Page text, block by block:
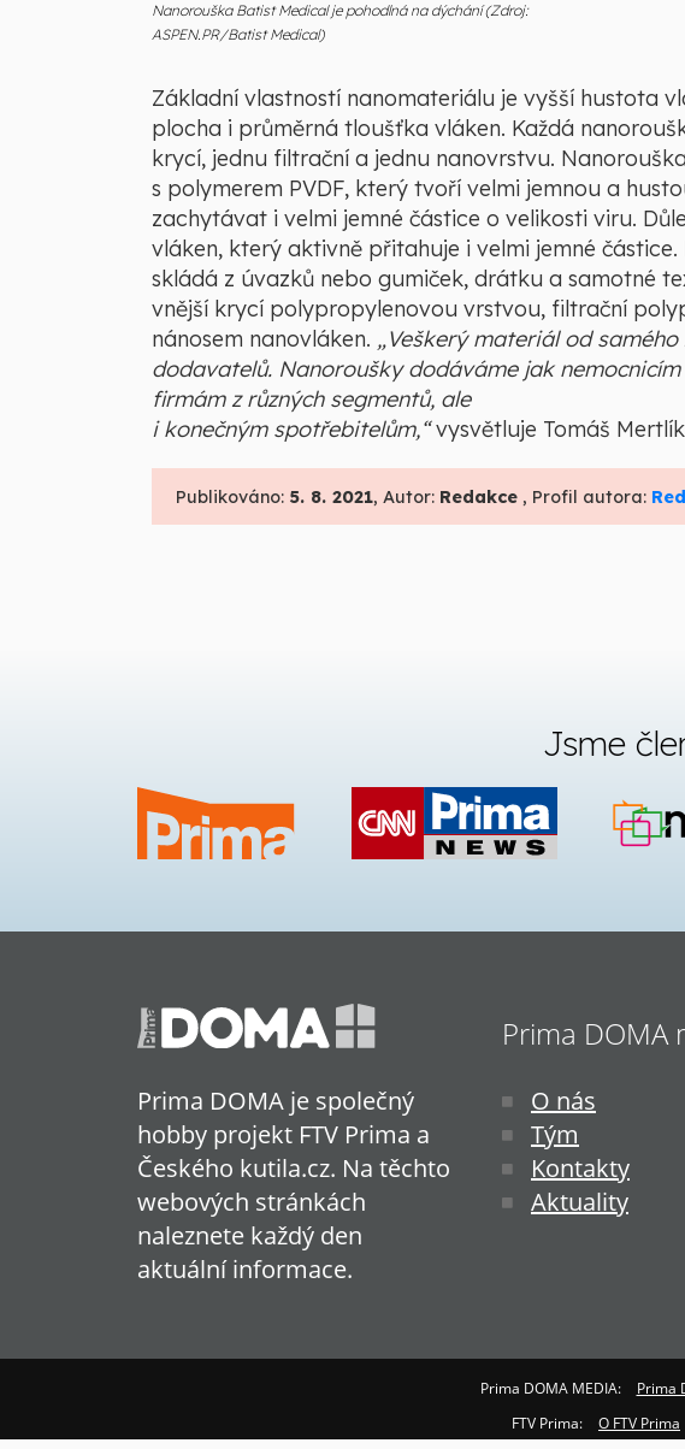
Nanorouška Batist Medical je pohodlná na dýchání (Zdroj:
ASPEN.PR/Batist Medical)
Základní vlastností nanomateriálu je vyšší hustota
plocha i průměrná tloušťka vláken. Každá
krycí, jednu filtrační a jednu nanovrstvu.
s polymerem PVDF, který tvoří velmi jemnou a
zachytávat i velmi jemné částice o velikosti viru.
vláken, který aktivně přitahuje i velmi jemné
skládá z úvazků nebo gumiček, drátku a samotné
vnější krycí polypropylenovou vrstvou, filtrační
nánosem nanovláken. „Veškerý materiál od
dodavatelů. Nanoroušky dodáváme jak
firmám z různých segmentů, ale
i konečným spotřebitelům,“vysvětluje Tomáš
Publikováno: 5. 8. 2021, Autor: Redakce , Profil autora:
Jsme
Prima DOMA je společný
hobby projekt FTV Prima a
Českého kutila.cz. Na těchto
webových stránkách
naleznete každý den
aktuální informace.
Prima DOMA
O nás
Tým
Kontakty
Aktuality
Prima DOMA MEDIA: Prima
FTV Prima:
O FTV Prima